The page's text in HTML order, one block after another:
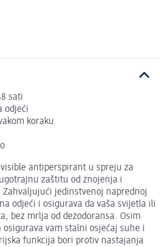
sati
odjeći
koraku
antiperspirant u spreju za
zaštitu od znojenja i
jedinstvenoj naprednoj
odjeći i osigurava da vaša svijetla ili
bez mrlja od dezodoransa. Osim
vam stalni osjećaj suhe i
funkcija bori protiv nastajanja